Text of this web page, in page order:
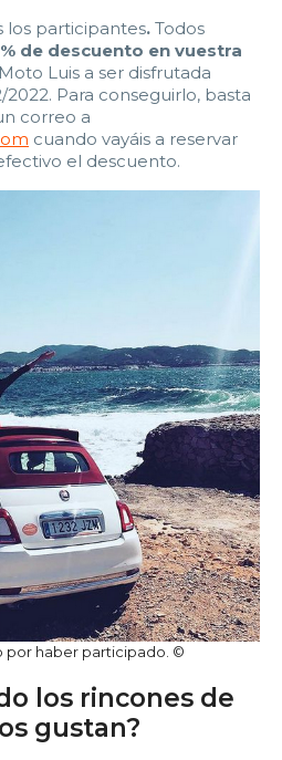
los participantes. Todos
de descuento en vuestra
Luis a ser disfrutada
2022. Para conseguirlo, basta
correo a
cuando vayáis a reservar
el descuento.
por haber participado. ©
los rincones de
gustan?